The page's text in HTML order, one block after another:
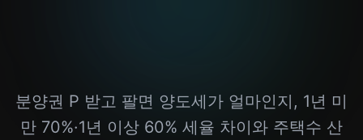
분양권 P 받고 팔면 양도세가 얼마인지, 1년 미
만 70%·1년 이상 60% 세율 차이와 주택수 산